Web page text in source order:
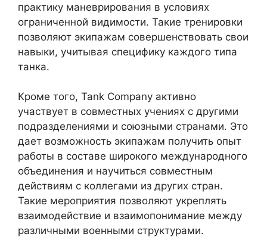
практику маневрирования в условиях
ограниченной видимости. Такие тренировки
позволяют экипажам совершенствовать свои
навыки, учитывая специфику каждого типа
танка.
Кроме того, Tank Company активно
участвует в совместных учениях с другими
подразделениями и союзными странами. Это
дает возможность экипажам получить опыт
работы в составе широкого международного
объединения и научиться совместным
действиям с коллегами из других стран.
Такие мероприятия позволяют укреплять
взаимодействие и взаимопонимание между
различными военными структурами.